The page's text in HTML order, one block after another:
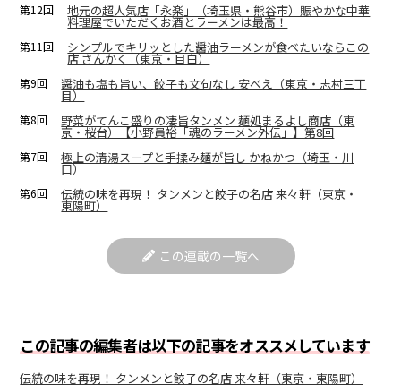
第12回 地元の超人気店「永楽」（埼玉県・熊谷市）賑やかな中華
料理屋でいただくお酒とラーメンは最高！
第11回 シンプルでキリッとした醤油ラーメンが食べたいならこの
店 さんかく（東京・目白）
第9回 醤油も塩も旨い、餃子も文句なし 安べえ（東京・志村三丁
目）
第8回 野菜がてんこ盛りの凄旨タンメン 麺処まるよし商店（東
京・桜台）【小野員裕「魂のラーメン外伝」】第8回
第7回 極上の清湯スープと手揉み麺が旨し かねかつ（埼玉・川
口）
第6回 伝統の味を再現！ タンメンと餃子の名店 来々軒（東京・
東陽町）
この連載の一覧へ
この記事の編集者は以下の記事をオススメしています
伝統の味を再現！ タンメンと餃子の名店 来々軒（東京・東陽町）